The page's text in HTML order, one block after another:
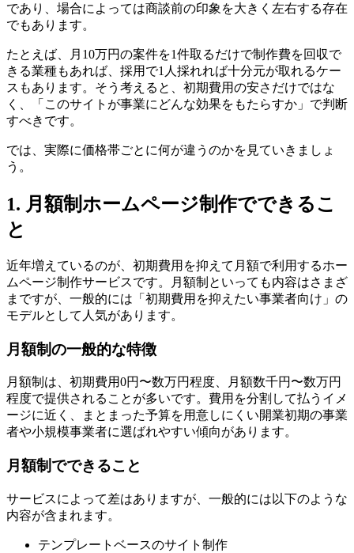
であり、場合によっては商談前の印象を大きく左右する存在
でもあります。
たとえば、月10万円の案件を1件取るだけで制作費を回収で
きる業種もあれば、採用で1人採れれば十分元が取れるケー
スもあります。そう考えると、初期費用の安さだけではな
く、「このサイトが事業にどんな効果をもたらすか」で判断
すべきです。
では、実際に価格帯ごとに何が違うのかを見ていきましょ
う。
1. 月額制ホームページ制作でできるこ
と
近年増えているのが、初期費用を抑えて月額で利用するホー
ムページ制作サービスです。月額制といっても内容はさまざ
まですが、一般的には「初期費用を抑えたい事業者向け」の
モデルとして人気があります。
月額制の一般的な特徴
月額制は、初期費用0円〜数万円程度、月額数千円〜数万円
程度で提供されることが多いです。費用を分割して払うイメ
ージに近く、まとまった予算を用意しにくい開業初期の事業
者や小規模事業者に選ばれやすい傾向があります。
月額制でできること
サービスによって差はありますが、一般的には以下のような
内容が含まれます。
テンプレートベースのサイト制作